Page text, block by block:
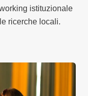
istituzionale
ricerche locali.